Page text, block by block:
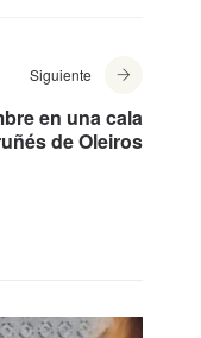
Siguiente
en una cala
de Oleiros